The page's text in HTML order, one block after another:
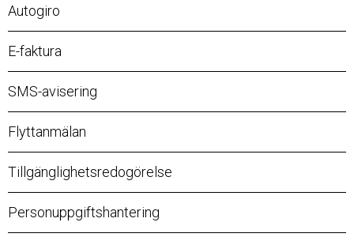
Autogiro
E-faktura
SMS-avisering
Flyttanmälan
Tillgänglighetsredogörelse
Personuppgiftshantering